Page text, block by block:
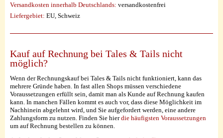
Versandkosten innerhalb Deutschlands: versandkostenfrei
Liefergebiet: EU, Schweiz
Kauf auf Rechnung bei Tales & Tails nicht
möglich?
Wenn der Rechnungskauf bei Tales & Tails nicht funktioniert, kann das
mehrere Gründe haben. In fast allen Shops müssen verschiedene
Voraussetzungen erfüllt sein, damit man als Kunde auf Rechnung kaufen
kann. In manchen Fällen kommt es auch vor, dass diese Möglichkeit im
Nachhinein abgelehnt wird, und Sie aufgefordert werden, eine andere
Zahlungsform zu nutzen. Finden Sie hierdie häufigsten Voraussetzungen
um auf Rechnung bestellen zu können.